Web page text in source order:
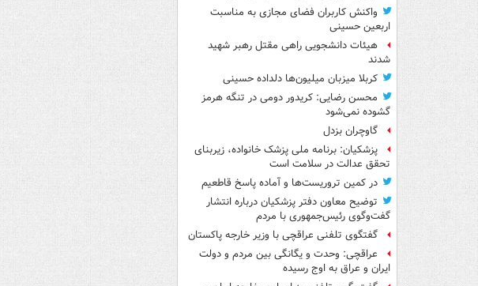
واکنش کاربران فضای مجازی به مناسبت
اربعین حسینی
هیئات دانشجویی راهی مقتل رهبر شهید
شدند
کربلا میزبان میلیون‌ها دلداده حسینی
محسن رضایی: کریدور دومی در تنگه هرمز
گشوده نمی‌شود
گاوچران بزدل
پزشکیان: برنامه ملی پزشک خانواده، زیربنای
تحقق عدالت در سلامت است
در کمین تروریست‌ها و آماده پاسخ قاطعیم
توضیح معاون دفتر پزشکیان درباره انتشار
گفت‌وگوی رئیس‌جمهوری با مردم
گفتگوی تلفنی عراقچی با وزیر خارجه پاکستان
عراقچی: وحدت و یگانگی بین مردم و دولت
ایران و عراق به اوج رسیده